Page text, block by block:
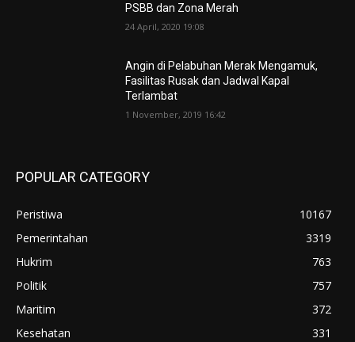
PSBB dan Zona Merah
24 April, 2020 19:08
Angin di Pelabuhan Merak Mengamuk,
Fasilitas Rusak dan Jadwal Kapal
Terlambat
1 November, 2019 16:42
POPULAR CATEGORY
Peristiwa
10167
Pemerintahan
3319
Hukrim
763
Politik
757
Maritim
372
Kesehatan
331